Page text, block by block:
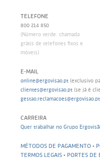
TELEFONE
800 214 850
(Número verde: chamada
grátis de telefones fixos e
móveis)
E-MAIL
online@ergovisao.pt (exclusivo
clientes@ergovisao.pt (se já é
gestao.reclamacoes@ergovisao.pt
CARREIRA
Quer trabalhar no Grupo
MÉTODOS DE PAGAMENTO -
TERMOS LEGAIS - PORTES DE